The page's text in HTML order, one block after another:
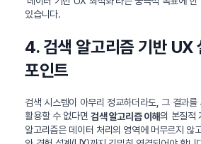
있습니다.
4. 검색 알고리즘 기반 UX
포인트
검색 시스템이 아무리 정교하더라도, 그 결과
활용할 수 없다면 검색 알고리즘 이해의 본질적
알고리즘은 데이터 처리의 영역에 머무르지 않